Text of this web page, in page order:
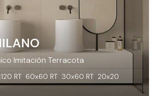
Imitación Terracota
RT 60x60 RT 30x60 RT 20x20